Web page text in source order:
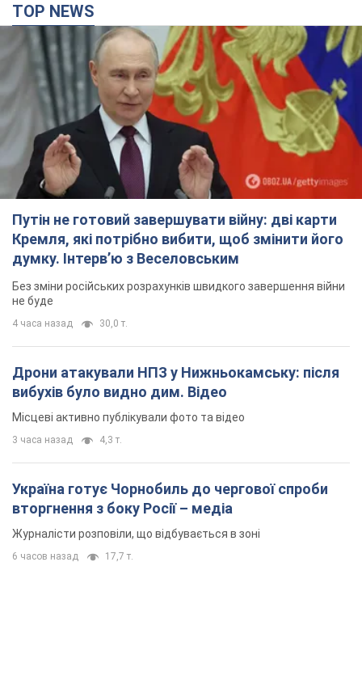
TOP NEWS
Путін не готовий завершувати війну: дві карти
Кремля, які потрібно вибити, щоб змінити його
думку. Інтерв’ю з Веселовським
Без зміни російських розрахунків швидкого завершення війни
не буде
4 часа назад 30,0 т.
Дрони атакували НПЗ у Нижньокамську: після
вибухів було видно дим. Відео
Місцеві активно публікували фото та відео
3 часа назад 4,3 т.
Україна готує Чорнобиль до чергової спроби
вторгнення з боку Росії – медіа
Журналісти розповіли, що відбувається в зоні
6 часов назад 17,7 т.